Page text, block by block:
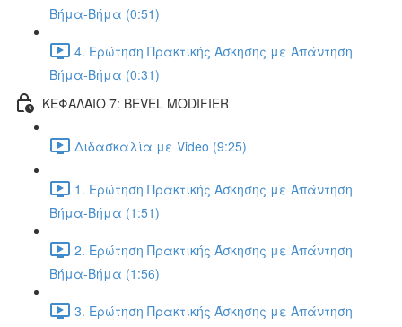
Βήμα-Βήμα (0:51)
4. Ερώτηση Πρακτικής Άσκησης με Απάντηση
Βήμα-Βήμα (0:31)
ΚΕΦΑΛΑΙΟ 7: BEVEL MODIFIER
Διδασκαλία με Video (9:25)
1. Ερώτηση Πρακτικής Άσκησης με Απάντηση
Βήμα-Βήμα (1:51)
2. Ερώτηση Πρακτικής Άσκησης με Απάντηση
Βήμα-Βήμα (1:56)
3. Ερώτηση Πρακτικής Άσκησης με Απάντηση